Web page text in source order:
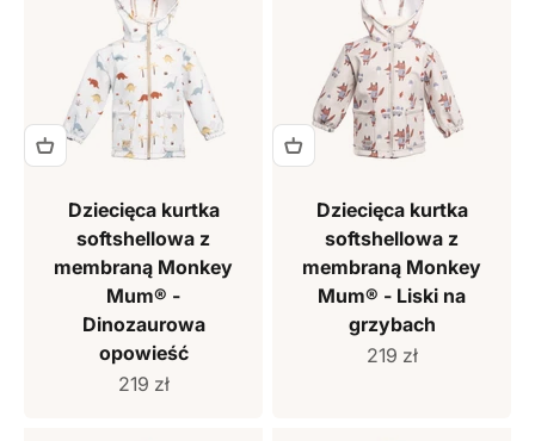
Dziecięca kurtka
softshellowa z
membraną Monkey
Mum® -
Dinozaurowa
opowieść
Cena sprzedaży
219 zł
Dziecięca kurtka
softshellowa z
membraną Monkey
Mum® - Liski na
grzybach
Cena sprzedaży
219 zł